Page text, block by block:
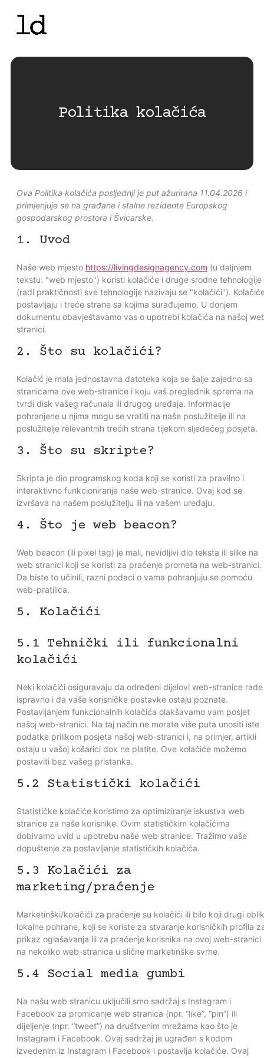
Politika kolačića
Ova Politika kolačića posljednji je put ažurirana 11.04.2026 i
primjenjuje se na građane i stalne rezidente Europskog
gospodarskog prostora i Švicarske.
1. Uvod
Naše web mjesto https://livingdesignagency.com (u daljnjem
tekstu: "web mjesto") koristi kolačiće i druge srodne tehnologije
(radi praktičnosti sve tehnologije nazivaju se "kolačići").
postavljaju i treće strane sa kojima surađujemo. U donjem
dokumentu obavještavamo vas o upotrebi kolačića na našoj
stranici.
2. Što su kolačići?
Kolačić je mala jednostavna datoteka koja se šalje zajedno sa
stranicama ove web-stranice i koju vaš preglednik sprema na
tvrdi disk vašeg računala ili drugog uređaja. Informacije
pohranjene u njima mogu se vratiti na naše poslužitelje ili na
poslužitelje relevantnih trećih strana tijekom sljedećeg posjeta.
3. Što su skripte?
Skripta je dio programskog koda koji se koristi za pravilno i
interaktivno funkcioniranje naše web-stranice. Ovaj kod se
izvršava na našem poslužitelju ili na vašem uređaju.
4. Što je web beacon?
Web beacon (ili pixel tag) je mali, nevidljivi dio teksta ili slike na
web stranici koji se koristi za praćenje prometa na web-stranici.
Da biste to učinili, razni podaci o vama pohranjuju se pomoću
web-pratilica.
5. Kolačići
5.1 Tehnički ili funkcionalni
kolačići
Neki kolačići osiguravaju da određeni dijelovi web-stranice rade
ispravno i da vaše korisničke postavke ostaju poznate.
Postavljanjem funkcionalnih kolačića olakšavamo vam posjet
našoj web-stranici. Na taj način ne morate više puta unositi iste
podatke prilikom posjeta našoj web-stranici i, na primjer, artikli
ostaju u vašoj košarici dok ne platite. Ove kolačiće možemo
postaviti bez vašeg pristanka.
5.2 Statistički kolačići
Statističke kolačiće koristimo za optimiziranje iskustva web
stranice za naše korisnike. Ovim statističkim kolačićima
dobivamo uvid u upotrebu naše web stranice. Tražimo vaše
dopuštenje za postavljanje statističkih kolačića.
5.3 Kolačići za
marketing/praćenje
Marketinški/kolačići za praćenje su kolačići ili bilo koji drugi oblik
lokalne pohrane, koji se koriste za stvaranje korisničkih profila
prikaz oglašavanja ili za praćenje korisnika na ovoj web-stranici
na nekoliko web-stranica u slične marketinške svrhe.
5.4 Social media gumbi
Na našu web stranicu uključili smo sadržaj s Instagram i
Facebook za promicanje web stranica (npr. “like”, “pin”) ili
dijeljenje (npr. “tweet”) na društvenim mrežama kao što je
Instagram i Facebook. Ovaj sadržaj je ugrađen s kodom
izvedenim iz Instagram i Facebook i postavlja kolačiće. Ovaj